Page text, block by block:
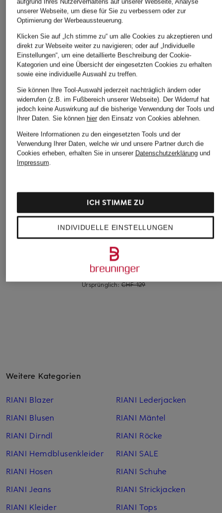
Lederblouson CARA
NEO NOIR
Kastenjacke NILO in
Lederoptik
CHF 85
Ursprünglich:CHF 129
BOSS
Lederblouson
Weitere Kategorien
RIANI Blazer
RIANI Blusen
RIANI Dirndl
RIANI Hemdblusenkleider
RIANI Hosen
RIANI Jeans
RIANI Kleider
RIANI Lederjacken
RIANI Mäntel
RIANI Röcke
RIANI SALE
RIANI Schuhe
RIANI Strickjacken
RIANI Tops
unserer Webseite, um diese für Sie zu verbessern oder zur
Optimierung der Werbeaussteuerung.
Klicken Sie auf „Ich stimme zu“ um alle Cookies zu akzeptieren und
direkt zur Webseite weiter zu navigieren; oder auf „Individuelle
Einstellungen“, um eine detaillierte Beschreibung der Cookie-
Kategorien und eine Übersicht der eingesetzten Cookies zu erhalten
sowie eine individuelle Auswahl zu treffen.
Sie können Ihre Tool-Auswahl jederzeit nachträglich ändern oder
widerrufen (z.B. im Fußbereich unserer Webseite). Der Widerruf hat
jedoch keine Auswirkung auf die bisherige Verwendung der Tools und
Ihrer Daten. Sie können hierden Einsatz von Cookies ablehnen.
Weitere Informationen zu den eingesetzten Tools und der
Verwendung Ihrer Daten, welche wir und unsere Partner durch die
Cookies erheben, erhalten Sie in unserer Datenschutzerklärungund
Impressum.
INDIVIDUELLE EINSTELLUNGEN
ICH STIMME ZU